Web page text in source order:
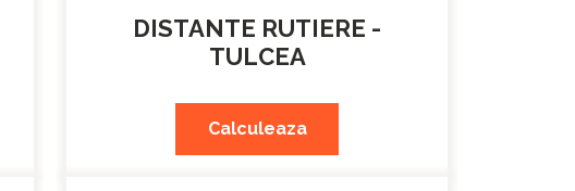
DISTANTE RUTIERE -
TULCEA
Calculeaza